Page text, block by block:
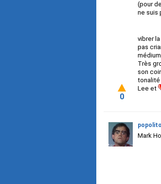
(pour
ne suis
vibrer
pas
Très
son
tonalité
Lee et
0
popolito
Mark